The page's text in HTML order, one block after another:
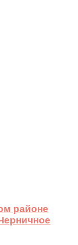
районе